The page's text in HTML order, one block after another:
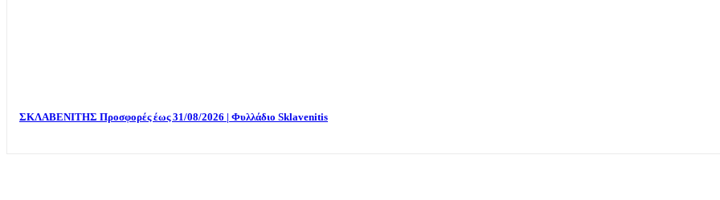
ΣΚΛΑΒΕΝΙΤΗΣ Προσφορές έως 31/08/2026 | Φυλλάδιο Sklavenitis